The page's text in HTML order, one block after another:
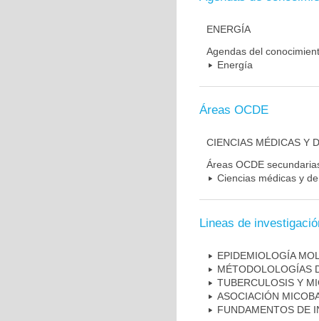
ENERGÍA
Agendas del
Energía
Áreas OCDE
CIENCIAS MÉDICAS Y
Áreas OCDE
Ciencias médicas y
Lineas de
EPIDEMIOLOGÍA
MÉTODOLOLOGÍAS
TUBERCULOSIS Y
ASOCIACIÓN
FUNDAMENTOS DE